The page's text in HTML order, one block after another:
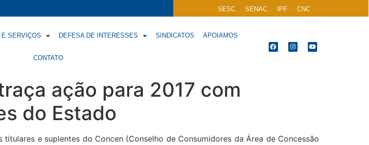
SESC SENAC IPF CNC
E SERVIÇOS DEFESA DE INTERESSES SINDICATOS APOIAMOS
CONTATO
ação para 2017 com
do Estado
e suplentes do Concen (Conselho de Consumidores da Área de Concessão